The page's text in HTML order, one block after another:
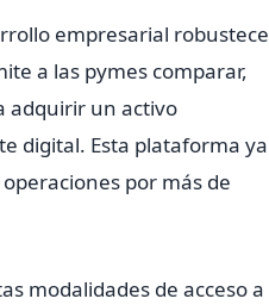
empresarial robustece
a las pymes comparar,
adquirir un activo
digital. Esta plataforma ya
por más de
modalidades de acceso a